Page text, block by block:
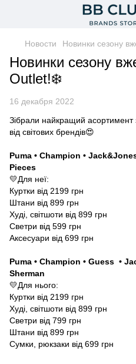
Новости Новинки сезону
Новинки сезону
Outlet!❄️
16 декабря 2022
Зібрали найкращий асортимент
від світових брендів😍
Puma • Champion •
Pieces
💛Для неї:
Куртки від 2199 грн
Штани від 899 грн
Худі, світшоти від 899 грн
Светри від 599 грн
Аксесуари від 699 грн
Puma • Champion • Guess •
Sherman
💛Для нього:
Куртки від 2199 грн
Худі, світшоти від 899 грн
Светри від 799 грн
Штани від 899 грн
Сумки, рюкзаки від 699 грн